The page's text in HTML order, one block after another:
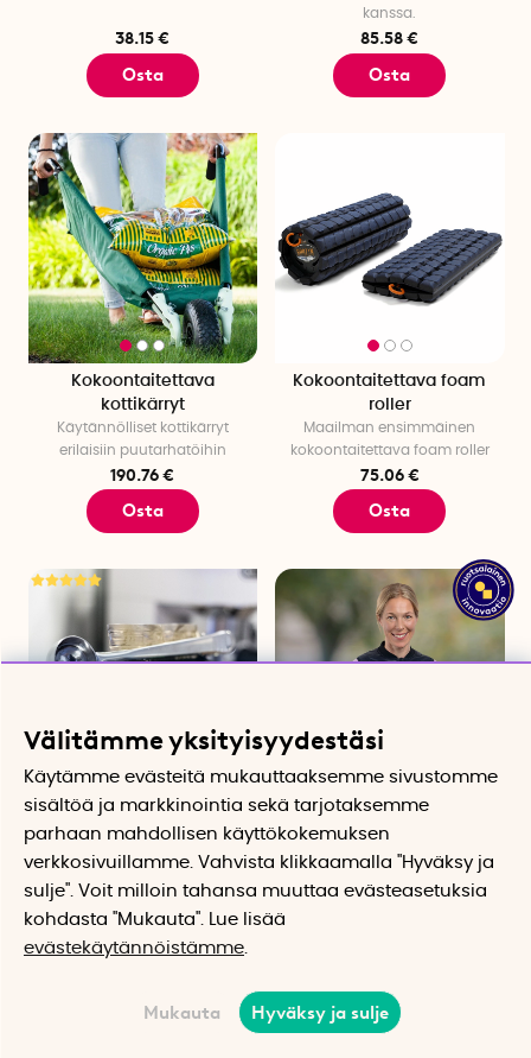
38.15 €
Osta
kanssa.
85.58 €
Osta
Kokoontaitettava
kottikärryt
Käytännölliset kottikärryt
erilaisiin puutarhatöihin
190.76 €
Osta
Kokoontaitettava foam
roller
Maailman ensimmäinen
kokoontaitettava foam roller
75.06 €
Osta
Kahvimitta ja pussinsulkija
Kestävä pussinsulkija
käytännöllisellä kahvimitalla
12.42 €
Osta
Sähkökäyttöinen
lämpöliivi, naiset
Tyköistuva liivi joustavilla
lämmityselementeillä
Välitämme yksityisyydestäsi
Käytämme evästeitä mukauttaaksemme sivustomme
sisältöä ja markkinointia sekä tarjotaksemme
parhaan mahdollisen käyttökokemuksen
verkkosivuillamme. Vahvista klikkaamalla "Hyväksy ja
sulje". Voit milloin tahansa muuttaa evästeasetuksia
kohdasta "Mukauta". Lue lisää
evästekäytännöistämme
Mukauta Hyväksy ja sulje